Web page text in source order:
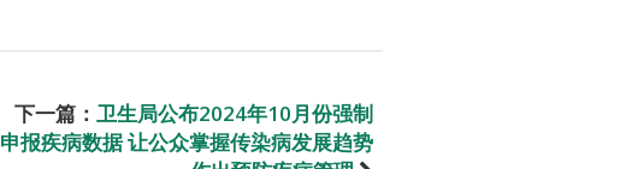
下一篇： 卫生局公布2024年10月份强制
申报疾病数据 让公众掌握传染病发展趋势